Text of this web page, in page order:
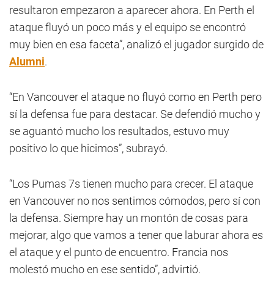
resultaron empezaron a aparecer ahora. En Perth el
ataque fluyó un poco más y el equipo se encontró
muy bien en esa faceta”, analizó el jugador surgido de
Alumni.
“En Vancouver el ataque no fluyó como en Perth pero
sí la defensa fue para destacar. Se defendió mucho y
se aguantó mucho los resultados, estuvo muy
positivo lo que hicimos”, subrayó.
“Los Pumas 7s tienen mucho para crecer. El ataque
en Vancouver no nos sentimos cómodos, pero sí con
la defensa. Siempre hay un montón de cosas para
mejorar, algo que vamos a tener que laburar ahora es
el ataque y el punto de encuentro. Francia nos
molestó mucho en ese sentido”, advirtió.